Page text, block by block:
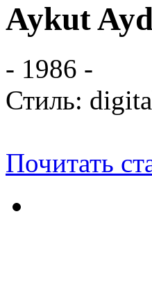
Aykut
- 1986 -
Стиль:
Почитать